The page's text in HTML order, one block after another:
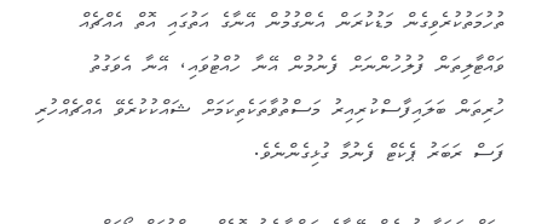
ތުހުމަތުކުރެވިގެން މަޑުކުރަން އެންގުމުން އޭނާގެ އަތުގައި އޮތް އެއްޗެއް
ވައްޓާލިތަން ފުލުހުންނަށް ފެނުމުން އޭނާ ހުއްޓުވައި، އޭނާ އެވަގުތު
ހުރިތަން ބަލައިފާސްކުރިއިރު މަސްތުވާތަކެތިކަމަށް ޝައްކުކުރެވޭ އެއްޗެއްހުރި
ފަސް ރަބަރު ޕެކެޓް ފެނުމާ ގުޅިގެންނެވެ.